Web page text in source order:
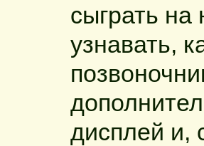
сыграть на
узнавать,
дисплей и,